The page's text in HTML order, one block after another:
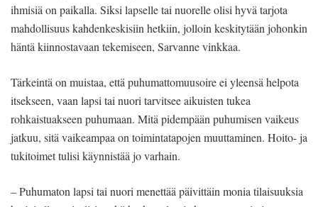
ihmisiä on paikalla. Siksi lapselle tai nuorelle olisi hyvä tarjota
mahdollisuus kahdenkeskisiin hetkiin, jolloin keskitytään johonkin
häntä kiinnostavaan tekemiseen, Sarvanne vinkkaa.
Tärkeintä on muistaa, että puhumattomuusoire ei yleensä helpota
itsekseen, vaan lapsi tai nuori tarvitsee aikuisten tukea
rohkaistuakseen puhumaan. Mitä pidempään puhumisen vaikeus
jatkuu, sitä vaikeampaa on toimintatapojen muuttaminen. Hoito- ja
tukitoimet tulisi käynnistää jo varhain.
– Puhumaton lapsi tai nuori menettää päivittäin monia tilaisuuksia